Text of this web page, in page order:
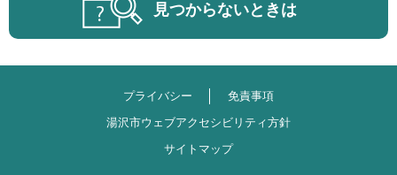
見つからないときは
プライバシー
免責事項
湯沢市ウェブアクセシビリティ方針
サイトマップ